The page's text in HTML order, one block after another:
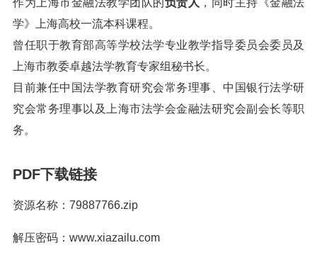
作为上海市金融法教学团队的负责人 ，同时主持《金融法
学》上海高校一流本科课程。
曾任职于教育部高等学校法学专业教学指导委员会委员及
上海市教委卓越法学教育专家组秘书长。
目前兼任中国法学教育研究会常务理事、中国银行法学研
究会常务理事以及上海市法学会金融法研究会副会长等职
务。
PDF下载链接
资源名称：79887766.zip
解压密码：www.xiazailu.com